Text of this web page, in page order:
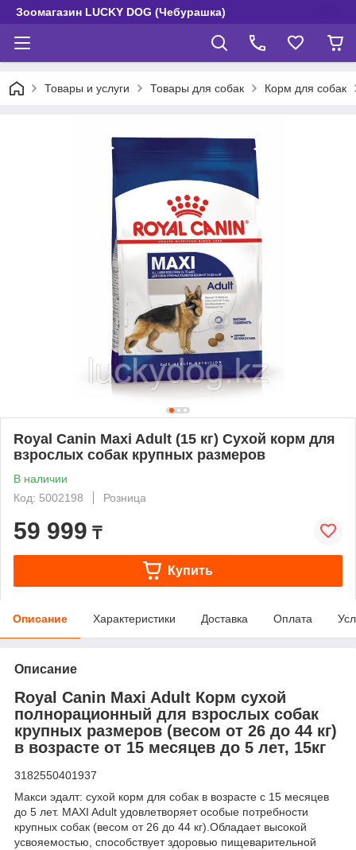
Зоомагазин LUCKY DOG (Чебурашка)
Товары и услуги Товары для собак Корм для собак
Royal Canin Maxi Adult (15 кг) Сухой корм для
взрослых собак крупных размеров
В наличии
Код: 5002198
Розница
59 999 ₸
Купить
Описание Характеристики Доставка Оплата
Описание
Royal Canin Maxi Adult Корм сухой
полнорационный для взрослых собак
крупных размеров (весом от 26 до 44 кг)
в возрасте от 15 месяцев до 5 лет, 15кг
3182550401937
Макси эдалт: сухой корм для собак в возрасте с 15 месяцев
до 5 лет. MAXI Adult удовлетворяет особые потребности
крупных собак (весом от 26 до 44 кг).Обладает высокой
усвояемостью, способствует здоровью пищеварительной